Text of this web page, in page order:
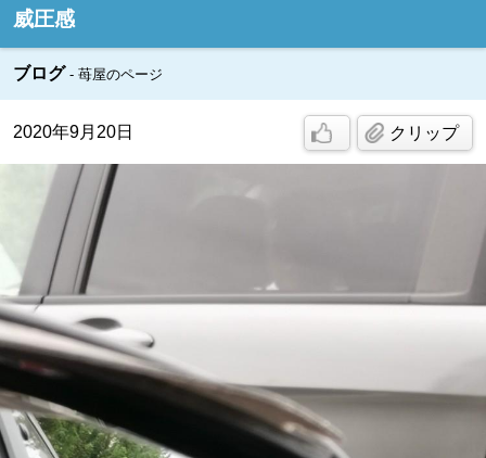
威圧感
ブログ 苺屋のページ
2020年9月20日 クリップ